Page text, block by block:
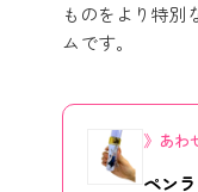
ものをより特別
ムです。
あわ
ペン